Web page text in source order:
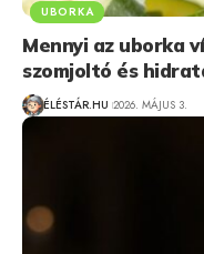
UBORKA
Mennyi az uborka
szomjoltó és
ÉLÉSTÁR.HU 2026. MÁJUS 3.